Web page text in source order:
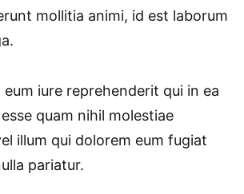
mollitia animi, id est laborum
eum iure reprehenderit qui in ea
quam nihil molestiae
illum qui dolorem eum fugiat
pariatur.